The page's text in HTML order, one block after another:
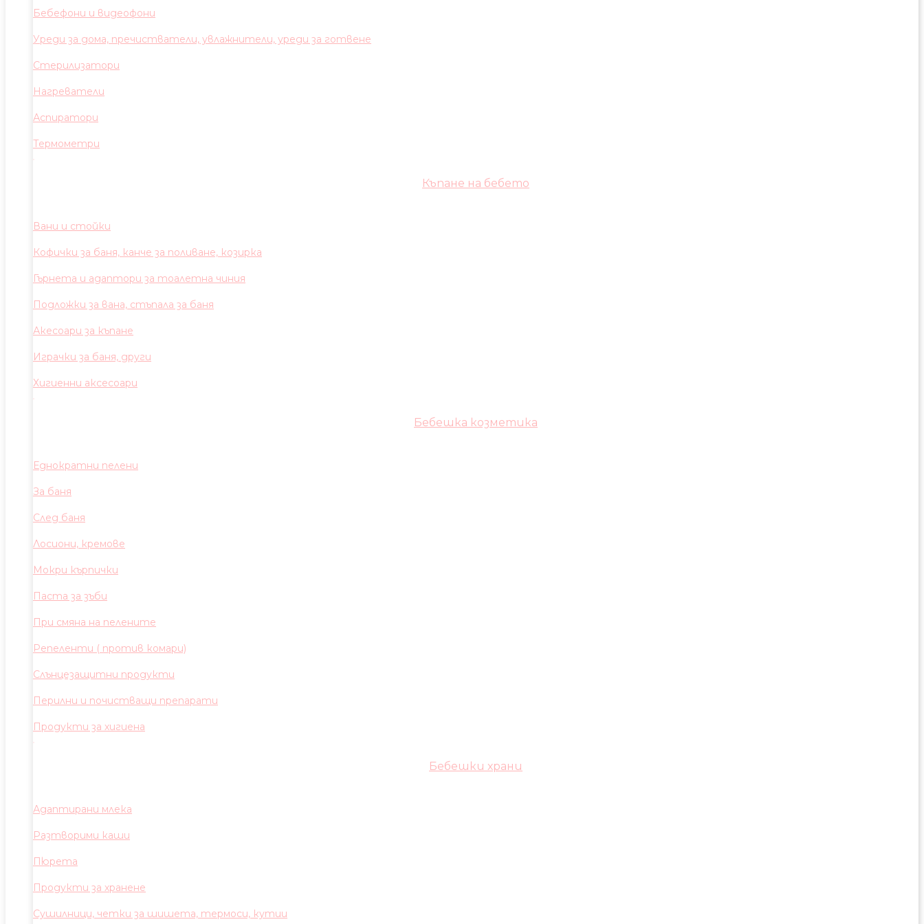
Бебефони и видеофони
Уреди за дома, пречистватели, увлажнители, уреди за готвене
Стерилизатори
Нагреватели
Аспиратори
Термометри
Къпане на бебето
Вани и стойки
Кофички за баня, канче за поливане, козирка
Гърнета и адаптори за тоалетна чиния
Подложки за вана, стъпала за баня
Акесоари за къпане
Играчки за баня, други
Хигиенни аксесоари
Бебешка козметика
Еднократни пелени
За баня
След баня
Лосиони, кремове
Мокри кърпички
Паста за зъби
При смяна на пелените
Репеленти ( против комари)
Слънцезащитни продукти
Перилни и почистващи препарати
Продукти за хигиена
Бебешки храни
Адаптирани млека
Разтворими каши
Пюрета
Продукти за хранене
Сушилници, четки за шишета, термоси, кутии